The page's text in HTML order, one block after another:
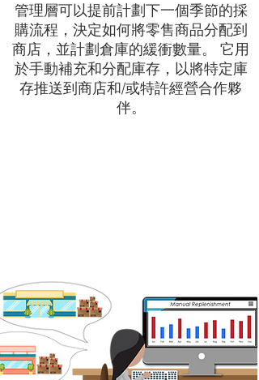
管理層可以提前計劃下一個季節的採
購流程，決定如何將零售商品分配到
商店，並計劃倉庫的緩衝數量。 它用
於手動補充和分配庫存，以將特定庫
存推送到商店和/或特許經營合作夥
伴。